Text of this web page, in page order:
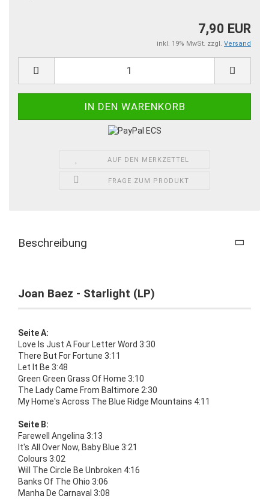
7,90 EUR
inkl. 19% MwSt. zzgl. Versand
AUF DEN MERKZETTEL
FRAGE ZUM PRODUKT
Beschreibung
Joan Baez - Starlight (LP)
Seite A:
Love Is Just A Four Letter Word 3:30
There But For Fortune 3:11
Let It Be 3:48
Green Green Grass Of Home 3:10
The Lady Came From Baltimore 2:30
My Home's Across The Blue Ridge Mountains 4:11
Seite B:
Farewell Angelina 3:13
It's All Over Now, Baby Blue 3:21
Colours 3:02
Will The Circle Be Unbroken 4:16
Banks Of The Ohio 3:06
Manha De Carnaval 3:08